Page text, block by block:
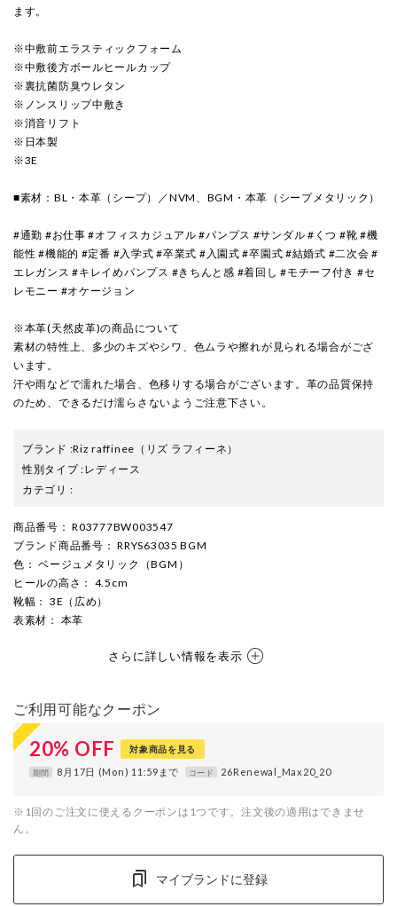
ます。
※中敷前エラスティックフォーム
※中敷後方ボールヒールカップ
※裏抗菌防臭ウレタン
※ノンスリップ中敷き
※消音リフト
※日本製
※3E
■素材：BL・本革（シープ）／NVM、BGM・本革（シープメタリック）
#通勤 #お仕事 #オフィスカジュアル #パンプス #サンダル #くつ #靴 #機
能性 #機能的 #定番 #入学式 #卒業式 #入園式 #卒園式 #結婚式 #二次会 #
エレガンス #キレイめパンプス #きちんと感 #着回し #モチーフ付き #セ
レモニー #オケージョン
※本革(天然皮革)の商品について
素材の特性上、多少のキズやシワ、色ムラや擦れが見られる場合がござ
います。
汗や雨などで濡れた場合、色移りする場合がございます。革の品質保持
のため、できるだけ濡らさないようご注意下さい。
ブランド :Riz raffinee （リズ ラフィーネ）
性別タイプ:レディース
カテゴリ :
商品番号 ： R03777BW003547
ブランド商品番号 ： RRYS63035 BGM
色 ： ベージュメタリック（BGM）
ヒールの高さ ： 4.5cm
靴幅 ： 3E（広め）
表素材 ： 本革
さらに詳しい情報を表示
ご利用可能なクーポン
20% OFF 対象商品を見る
期間 8月17日 (Mon) 11:59まで コード 26Renewal_Max20_20
※1回のご注文に使えるクーポンは1つです。注文後の適用はできませ
ん。
マイブランドに登録